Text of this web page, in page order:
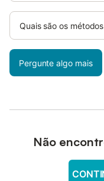
Quais são os
Pergunte algo mais
Não